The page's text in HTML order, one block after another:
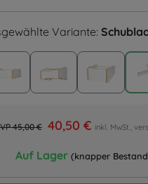
Variante:
AnbaumodulGrundmodul
45,00 € 40,50 € inkl. MwSt.,
Auf Lager (knapper